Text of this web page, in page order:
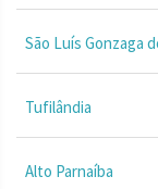
São Luís Gonzaga
Tufilândia
Alto Parnaíba